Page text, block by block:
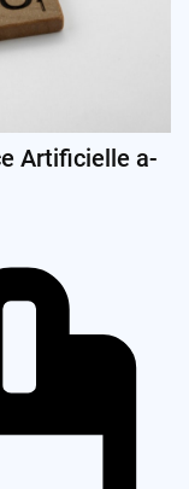
Artificielle a-